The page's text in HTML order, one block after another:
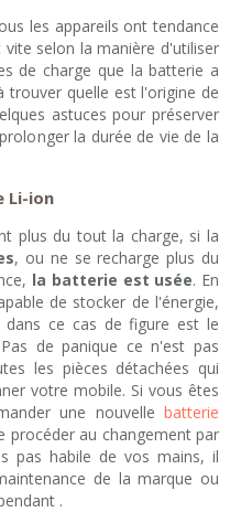
les appareils ont tendance
selon la manière d'utiliser
de charge que la batterie a
trouver quelle est l'origine de
astuces pour préserver
la durée de vie de la
Li-ion
plus du tout la charge, si la
, ou ne se recharge plus du
la batterie est usée. En
de stocker de l'énergie,
ce cas de figure est le
de panique ce n'est pas
les pièces détachées qui
votre mobile. Si vous êtes
une nouvelle batterie
procéder au changement par
pas habile de vos mains, il
de la marque ou
.